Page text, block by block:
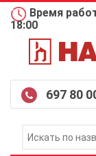
Время
18:00
697 80